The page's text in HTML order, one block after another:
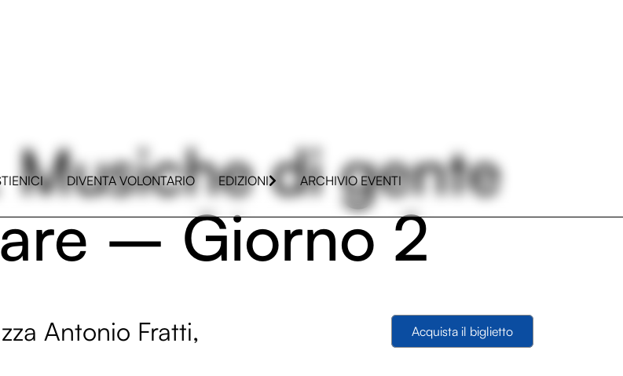
DIVENTA VOLONTARIO EDIZIONI ARCHIVIO EVENTI
Musiche di gente
– Giorno 2
Antonio Fratti,
Acquista il biglietto